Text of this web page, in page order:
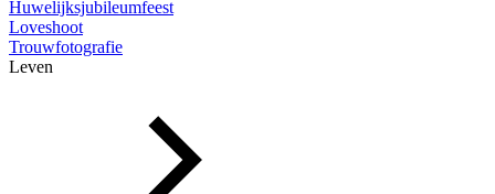
Huwelijksjubileumfeest
Loveshoot
Trouwfotografie
Leven